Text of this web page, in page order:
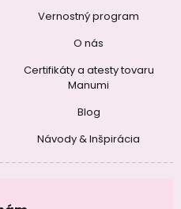
Vernostný program
O nás
Certifikáty a atesty tovaru
Manumi
Blog
Návody & Inšpirácia